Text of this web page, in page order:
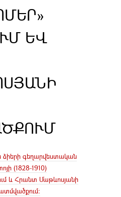
ԵՎ
ձիերի գեղարվեստական
(1828-1910)
և Հրանտ Մաթևոսյանի